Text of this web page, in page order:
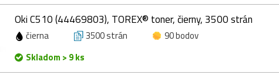
Oki C510 (44469803), TOREX® toner, čierny, 3500 strán
čierna 3500 strán
90 bodov
Skladom > 9 ks